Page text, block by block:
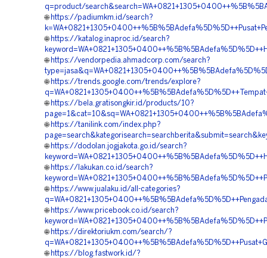
q=product/
🌐 https://padiumkm.id/search?
🌐 https://katalog.inaproc.id/search?
🌐 https://vendorpedia.ahmadcorp.com/search?
🌐 https://trends.google.com/trends/explore?
🌐 https://bela.gratisongkir.id/products/10?
🌐 https://tanilink.com/index.php?
🌐 https://dodolan.jogjakota.go.id/search?
🌐 https://lakukan.co.id/search?
🌐 https://www.jualaku.id/all-categories?
🌐 https://www.pricebook.co.id/search?
🌐 https://direktoriukm.com/search/?
🌐 https://blog.fastwork.id/?